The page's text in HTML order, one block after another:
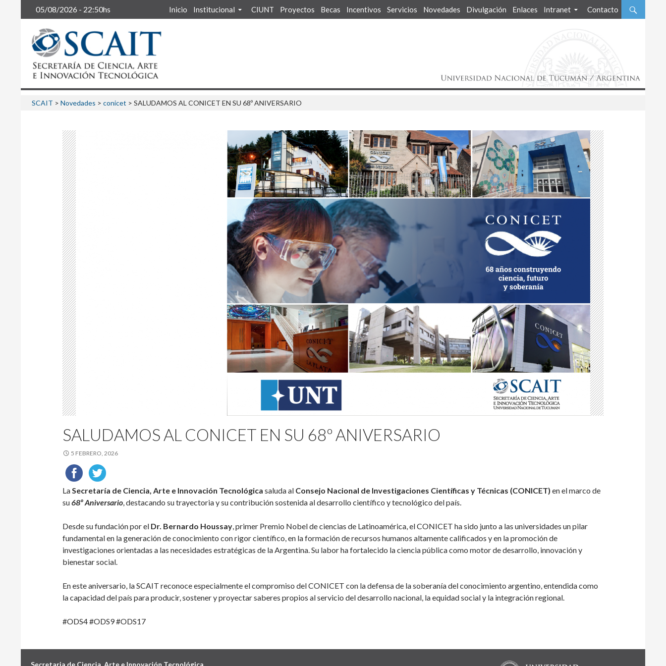
05/08/2026 - 22:50hs
Buscar Inicio Institucional CIUNT Proyectos Becas Incentivos Servicios Novedades Divulgación Enlaces Intranet Contacto
SCAIT > Novedades > conicet > SALUDAMOS AL CONICET EN SU 68º ANIVERSARIO
SALUDAMOS AL CONICET EN SU 68º ANIVERSARIO
5 FEBRERO, 2026
LaSecretaría de Ciencia, Arte e Innovación Tecnológica saluda al Consejo Nacional de Investigaciones Científicas y Técnicas (CONICET) en el marco de
su68º Aniversario, destacando su trayectoria y su contribución sostenida al desarrollo científico y tecnológico del país.
Desde su fundación por el Dr. Bernardo Houssay, primer Premio Nobel de ciencias de Latinoamérica, el CONICET ha sido junto a las universidades un pilar
fundamental en la generación de conocimiento con rigor científico, en la formación de recursos humanos altamente calificados y en la promoción de
investigaciones orientadas a las necesidades estratégicas de la Argentina. Su labor ha fortalecido la ciencia pública como motor de desarrollo, innovación y
bienestar social.
En este aniversario, la SCAIT reconoce especialmente el compromiso del CONICET con la defensa de la soberanía del conocimiento argentino, entendida como
la capacidad del país para producir, sostener y proyectar saberes propios al servicio del desarrollo nacional, la equidad social y la integración regional.
#ODS4 #ODS9 #ODS17
Secretaria de Ciencia, Arte e Innovación Tecnológica